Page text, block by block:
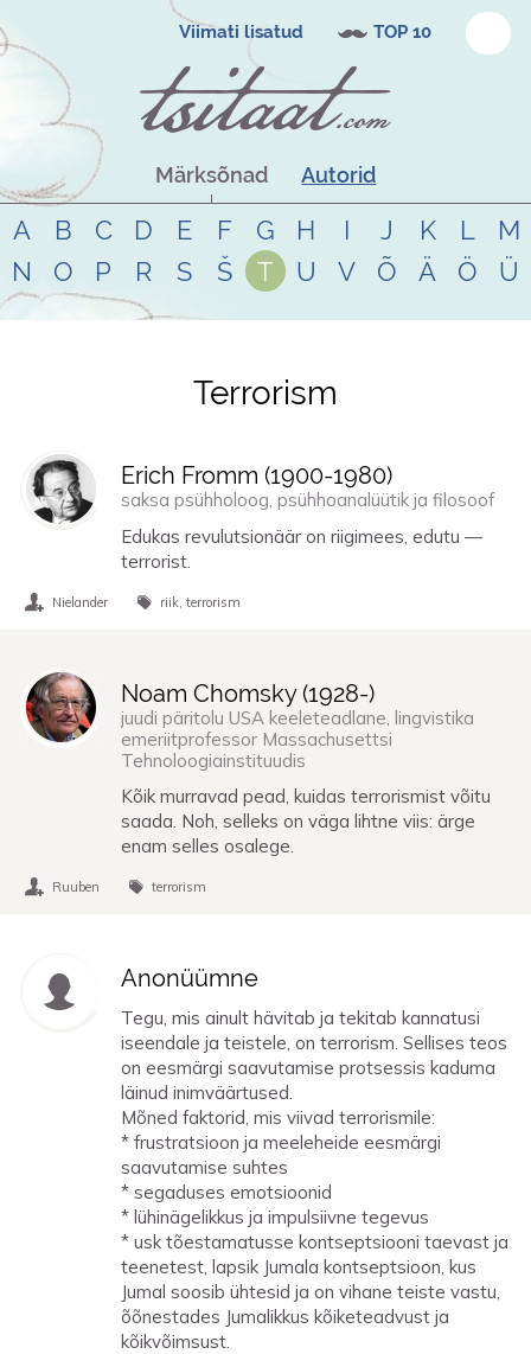
Viimati lisatud TOP 10
Märksõnad Autorid
A B C D E F G H I J K L
M
N
O P R S Š T U V Õ Ä Ö Ü
Tsitaadid teemalterrorism
Terrorism
Erich Fromm (1900-1980)
saksa psühholoog, psühhoanalüütik ja filosoof
Edukas revulutsionäär on riigimees, edutu —
terrorist.
Nielander riik terrorism
Noam Chomsky (1928-)
juudi päritolu USA keeleteadlane, lingvistika
emeriitprofessor Massachusettsi
Tehnoloogiainstituudis
Kõik murravad pead, kuidas terrorismist võitu
saada. Noh, selleks on väga lihtne viis: ärge
enam selles osalege.
Ruuben terrorism
Anonüümne
Tegu, mis ainult hävitab ja tekitab kannatusi
iseendale ja teistele, on terrorism. Sellises teos
on eesmärgi saavutamise protsessis kaduma
läinud inimväärtused.
Mõned faktorid, mis viivad terrorismile:
* frustratsioon ja meeleheide eesmärgi
saavutamise suhtes
* segaduses emotsioonid
* lühinägelikkus ja impulsiivne tegevus
* usk tõestamatusse kontseptsiooni taevast ja
teenetest, lapsik Jumala kontseptsioon, kus
Jumal soosib ühtesid ja on vihane teiste vastu,
õõnestades Jumalikkus kõiketeadvust ja
kõikvõimsust.